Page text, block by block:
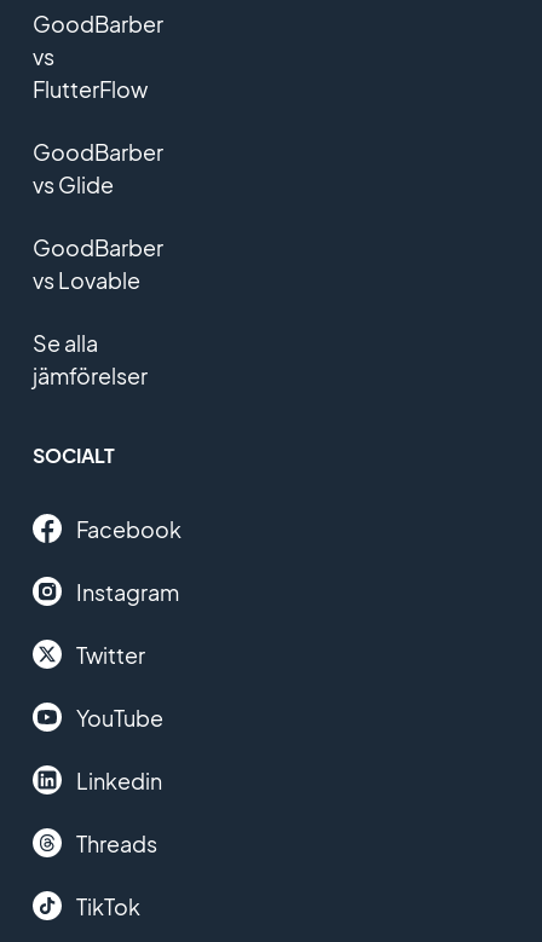
GoodBarber
vs
FlutterFlow
GoodBarber
vs Glide
GoodBarber
vs Lovable
Se alla
jämförelser
SOCIALT
Facebook
Instagram
Twitter
YouTube
Linkedin
Threads
TikTok